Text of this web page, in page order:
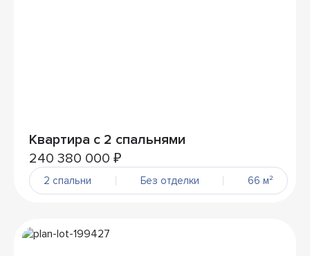
Квартира с 2 спальнями
240 380 000 ₽
2 спальни Без отделки 66 м²